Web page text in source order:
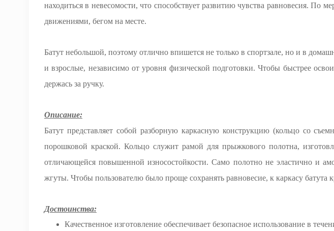
находиться в невесомости, что способствует развитию чувства равновесия.
движениями, бегом на месте.
Батут небольшой, поэтому отлично впишется не только в спортзале, но и в
и взрослые, независимо от уровня физической подготовки. Чтобы быстрее
держась за ручку.
Описание:
Батут представляет собой разборную каркасную конструкцию (кольцо со
порошковой краской. Кольцо служит рамой для прыжкового полотна,
отличающейся повышенной износостойкости. Само полотно не эластично и
жгуты. Чтобы пользователю было проще сохранять равновесие, к каркасу батута
Достоинства:
Качественное изготовление обеспечивает безопасное использование в